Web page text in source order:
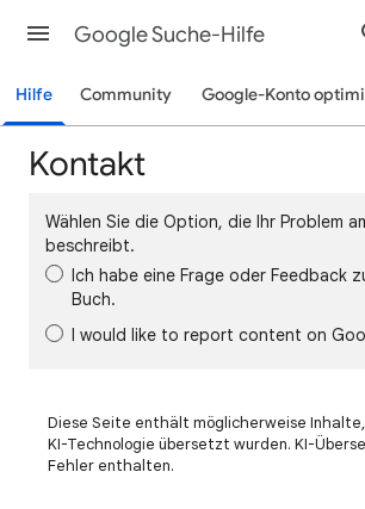
Google Suche-Hilfe
Hilfe Community Google-Konto
Kontakt
Wählen Sie die Option, die Ihr Problem
beschreibt.
Ich habe eine Frage oder Feedback
Buch.
I would like to report content on
Diese Seite enthält möglicherweise
KI-Technologie übersetzt wurden. KI-
Fehler enthalten.